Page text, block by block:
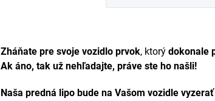
Zháňate pre svoje vozidlo prvok, ktorý dokonale
Ak áno, tak už nehľadajte, práve ste ho našli!
Naša predná lipo bude na Vašom vozidle